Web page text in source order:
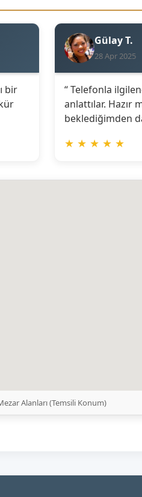
bir
Gülay T.
28 Apr 2025
“ Telefonla
anlattılar. Hazır
beklediğimden
★ ★ ★ ★ ★
Alanları (Temsili Konum)